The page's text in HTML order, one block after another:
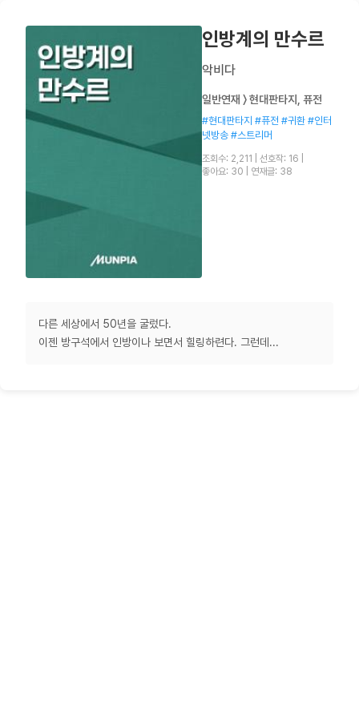
인방계의 만수르
악비다
일반연재 〉 현대판타지, 퓨전
#현대판타지 #퓨전 #귀환 #인터
넷방송 #스트리머
조회수: 2,211 선호작: 16
좋아요: 30
연재글: 38
다른 세상에서 50년을 굴렀다.
이젠 방구석에서 인방이나 보면서 힐링하련다. 그런데...